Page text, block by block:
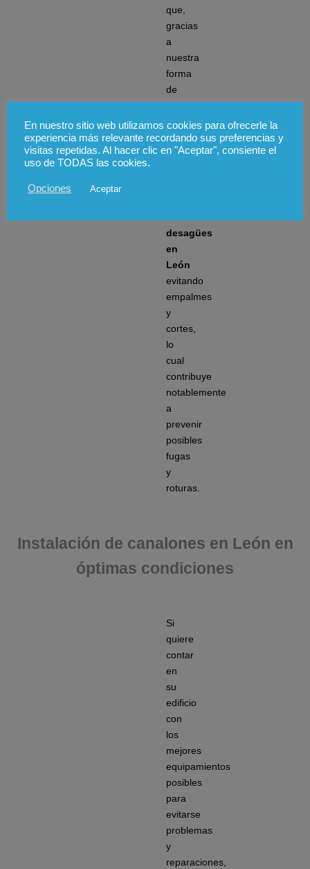
que,
gracias
a
nuestra
forma
de
trabajar
sobre
el
terreno,
desagües
en
León
evitando
empalmes
y
cortes,
lo
cual
contribuye
notablemente
a
prevenir
posibles
fugas
y
roturas.
Instalación de canalones en León en
óptimas condiciones
Si
quiere
contar
en
su
edificio
con
los
mejores
equipamientos
posibles
para
evitarse
problemas
y
reparaciones,
En nuestro sitio web utilizamos cookies para ofrecerle la
experiencia más relevante recordando sus preferencias y
visitas repetidas. Al hacer clic en "Aceptar", consiente el
uso de TODAS las cookies.
Opciones Aceptar